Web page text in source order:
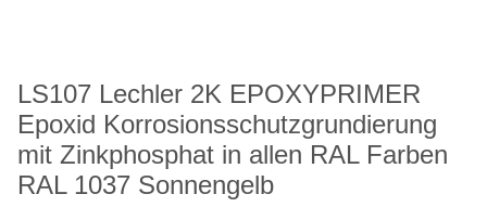
LS107 Lechler 2K EPOXYPRIMER
Epoxid Korrosionsschutzgrundierung
mit Zinkphosphat in allen RAL Farben
RAL 1037 Sonnengelb